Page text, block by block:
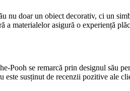
nu doar un obiect decorativ, ci un
a materialelor asigură o experiență
se remarcă prin designul său
susținut de recenzii pozitive ale